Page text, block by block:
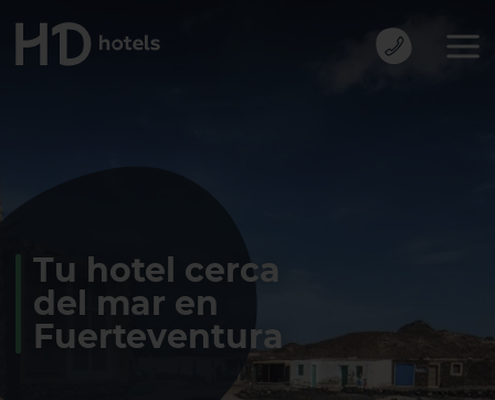
Tu hotel cerca
del mar en
Fuerteventura